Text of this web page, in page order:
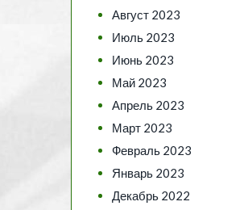
Август 2023
Июль 2023
Июнь 2023
Май 2023
Апрель 2023
Март 2023
Февраль 2023
Январь 2023
Декабрь 2022